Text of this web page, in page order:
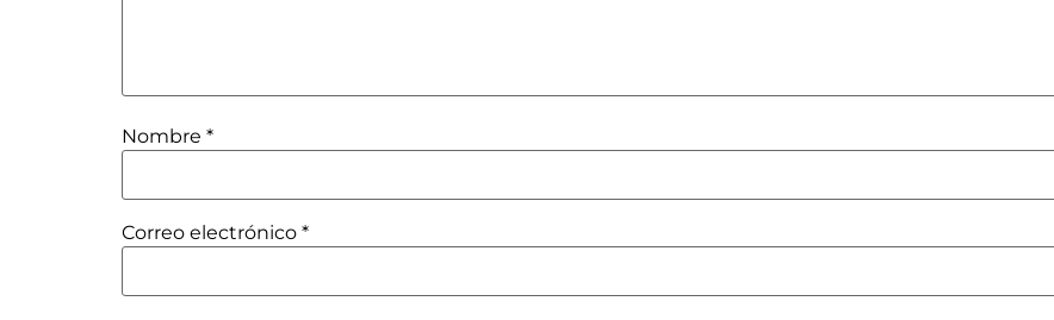
Nombre *
Correo electrónico *